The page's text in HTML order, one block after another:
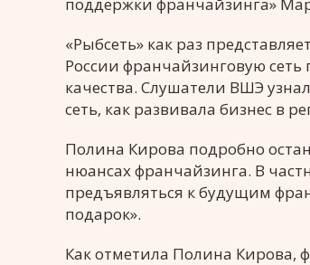
«Рыбсеть» как раз
России франчайзинговую
качества. Слушатели ВШЭ
сеть, как развивала бизнес в
Полина Кирова подробно
нюансах франчайзинга. В
предъявляться к будущим
подарок».
Как отметила Полина Кирова,